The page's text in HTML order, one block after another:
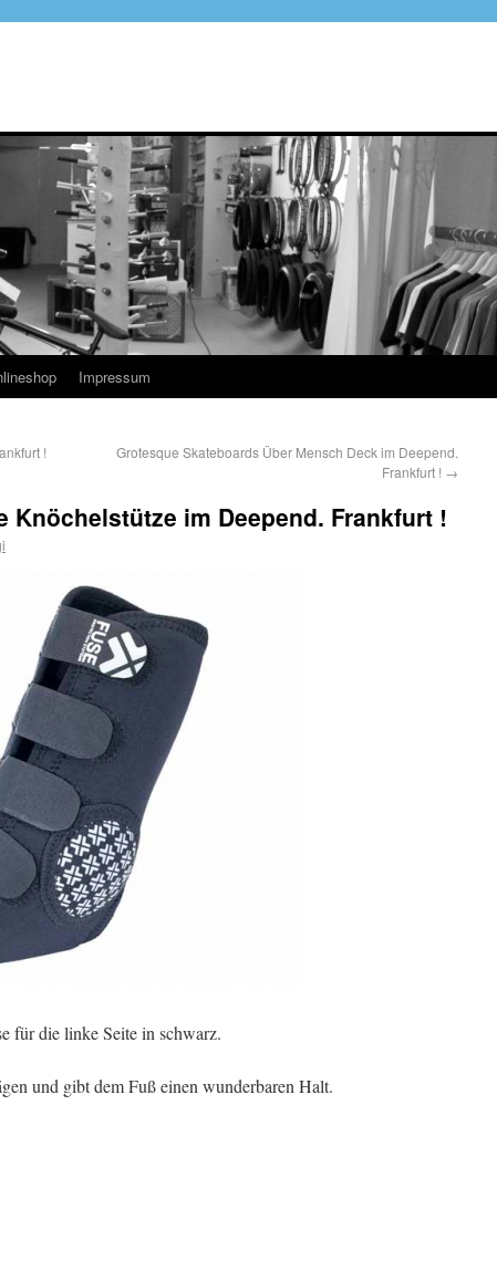
Impressum
!
Grotesque Skateboards Über Mensch Deck im Deepend.
Frankfurt ! →
Knöchelstütze im Deepend. Frankfurt !
für die linke Seite in schwarz.
und gibt dem Fuß einen wunderbaren Halt.